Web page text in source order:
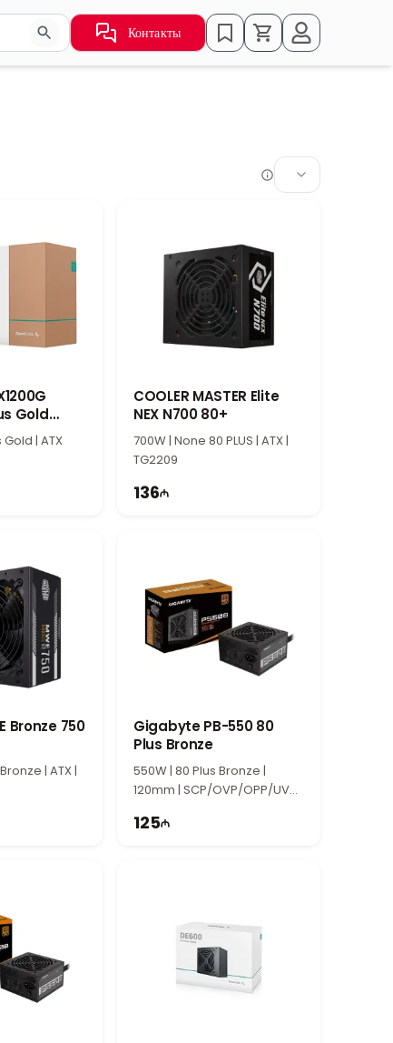
стрелки для навигации по результатам.
Контакты
Gold
Gold | ATX
COOLER MASTER Elite
NEX N700 80+
700W | None 80 PLUS | ATX |
TG2209
136
Bronze 750
| ATX |
Gigabyte PB-550 80
Plus Bronze
550W | 80 Plus Bronze |
120mm | SCP/OVP/OPP/UVP |
125